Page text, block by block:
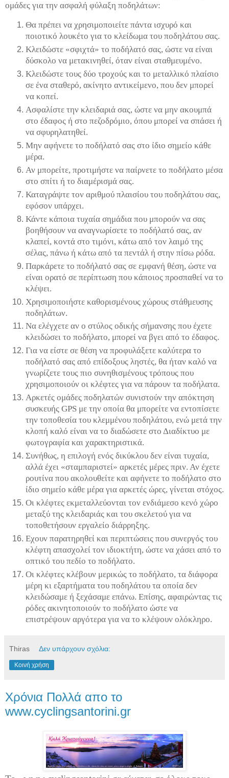
ομάδες για την ασφαλή φύλαξη ποδηλάτων:
Θα πρέπει να χρησιμοποιείτε πάντα ισχυρό και
ποιοτικό λουκέτο για το κλείδωμα του ποδηλάτου σας.
Κλειδώστε «σφιχτά» το ποδήλατό σας, ώστε να είναι
δύσκολο να μετακινηθεί, όταν είναι σταθμευμένο.
Κλειδώστε τους δύο τροχούς και το μεταλλικό πλαίσιο
σε ένα σταθερό, ακίνητο αντικείμενο, που δεν μπορεί
να κοπεί.
Ασφαλίστε την κλειδαριά σας, ώστε να μην ακουμπά
στο έδαφος ή στο πεζοδρόμιο, όπου μπορεί να σπάσει ή
να σφυρηλατηθεί.
Μην αφήνετε το ποδήλατό σας στο ίδιο σημείο κάθε
μέρα.
Αν μπορείτε, προτιμήστε να παίρνετε το ποδήλατο μέσα
στο σπίτι ή το διαμέρισμά σας.
Καταγράψτε τον αριθμού πλαισίου του ποδηλάτου σας,
εφόσον υπάρχει.
Κάντε κάποια τυχαία σημάδια που μπορούν να σας
βοηθήσουν να αναγνωρίσετε το ποδήλατό σας, αν
κλαπεί, κοντά στο τιμόνι, κάτω από τον λαιμό της
σέλας, πάνω ή κάτω από τα πεντάλ ή στην πίσω ρόδα.
Παρκάρετε το ποδήλατό σας σε εμφανή θέση, ώστε να
είναι ορατό σε περίπτωση που κάποιος προσπαθεί να το
κλέψει.
Χρησιμοποιήστε καθορισμένους χώρους στάθμευσης
ποδηλάτων.
Να ελέγχετε αν ο στύλος οδικής σήμανσης που έχετε
κλειδώσει το ποδήλατο, μπορεί να βγει από το έδαφος.
Για να είστε σε θέση να προφυλάξετε καλύτερα το
ποδήλατό σας από επίδοξους ληστές, θα ήταν καλό να
γνωρίζετε τους πιο συνηθισμένους τρόπους που
χρησιμοποιούν οι κλέφτες για να πάρουν τα ποδήλατα.
Αρκετές ομάδες ποδηλατών συνιστούν την απόκτηση
συσκευής GPS με την οποία θα μπορείτε να εντοπίσετε
την τοποθεσία του κλεμμένου ποδηλάτου, ενώ μετά την
κλοπή καλό είναι να το διαδώσετε στο Διαδίκτυο με
φωτογραφία και χαρακτηριστικά.
Συνήθως, η επιλογή ενός δικύκλου δεν είναι τυχαία,
αλλά έχει «σταμπαριστεί» αρκετές μέρες πριν. Αν έχετε
ρουτίνα που ακολουθείτε και αφήνετε το ποδήλατο στο
ίδιο σημείο κάθε μέρα για αρκετές ώρες, γίνεται στόχος.
Οι κλέφτες εκμεταλλεύονται τον ενδιάμεσο κενό χώρο
μεταξύ της κλειδαριάς και του σκελετού για να
τοποθετήσουν εργαλείο διάρρηξης.
Εχουν παρατηρηθεί και περιπτώσεις που συνεργός του
κλέφτη απασχολεί τον ιδιοκτήτη, ώστε να χάσει από το
οπτικό του πεδίο το ποδήλατο.
Οι κλέφτες κλέβουν μερικώς το ποδήλατο, τα διάφορα
μέρη κι εξαρτήματα του ποδηλάτου τα οποία δεν
κλειδώσαμε ή ξεχάσαμε επάνω. Επίσης, αφαιρώντας τις
ρόδες ακινητοποιούν το ποδήλατο ώστε να
επιστρέψουν αργότερα για να το κλέψουν ολόκληρο.
Thiras Δεν υπάρχουν σχόλια:
Κοινή χρήση
Χρόνια Πολλά απο το
www.cyclingsantorini.gr